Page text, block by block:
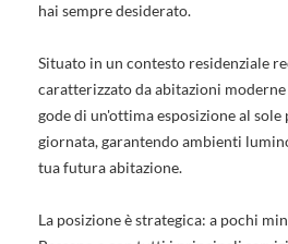
hai sempre desiderato.
Situato in un contesto residenziale
caratterizzato da abitazioni
gode di un'ottima esposizione al
giornata, garantendo ambienti
tua futura abitazione.
La posizione è strategica: a pochi